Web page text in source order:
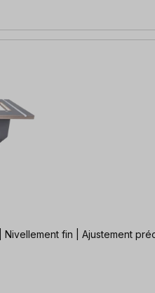
fin | Ajustement